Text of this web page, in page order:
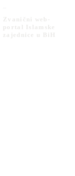
Zvanični web-
portal Islamske
zajednice u BiH